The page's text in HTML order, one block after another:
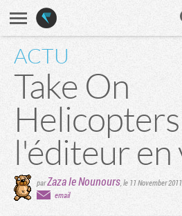
ACTU
Take On
l'éditeur en
parZaza le Nounours,le 11 November 2011
email